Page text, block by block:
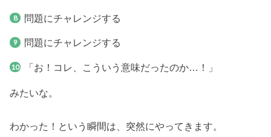
問題にチャレンジする
問題にチャレンジする
「お！コレ、こういう意味だったのか…！」
みたいな。
わかった！という瞬間は、突然にやってきます。